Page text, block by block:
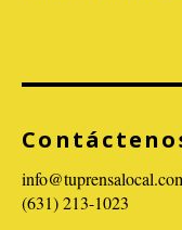
(631) 213-1023